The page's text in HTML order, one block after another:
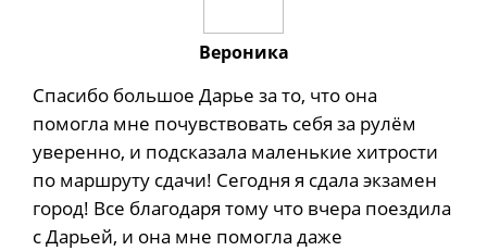
Вероника
Спасибо большое Дарье за то, что она
помогла мне почувствовать себя за рулём
уверенно, и подсказала маленькие хитрости
по маршруту сдачи! Сегодня я сдала экзамен
город! Все благодаря тому что вчера поездила
с Дарьей, и она мне помогла даже